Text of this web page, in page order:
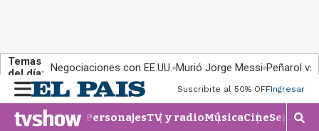
Temas
del día: Negociaciones con EE.UU. Murió Jorge Messi Peñarol
n
u
Suscribite al 50% OFFIngresar
PersonajesTV y radioMúsicaCineSeries
M